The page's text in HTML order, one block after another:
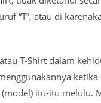
“T”, atau di
T-Shirt dalam
itu-itu